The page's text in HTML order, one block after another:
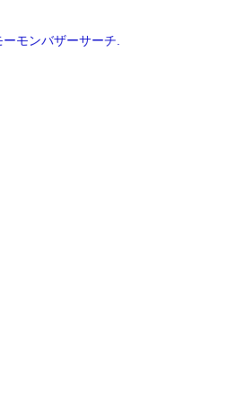
モンバザーサーチ.